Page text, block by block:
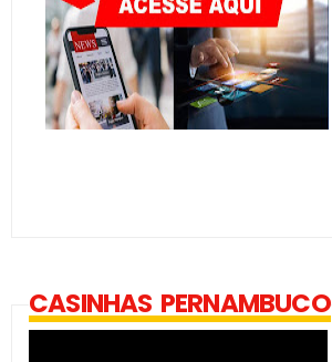
CASINHAS PERNAMBUCO